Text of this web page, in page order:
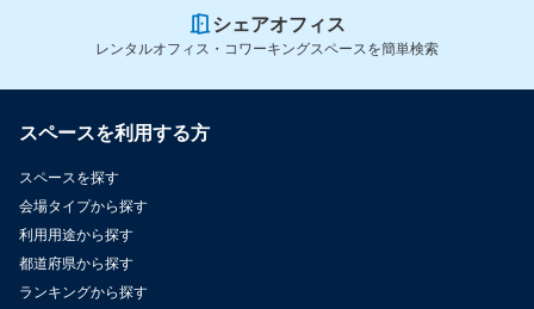
シェアオフィス
レンタルオフィス・コワーキングスペースを簡単検索
スペースを利用する方
スペースを探す
会場タイプから探す
利用用途から探す
都道府県から探す
ランキングから探す